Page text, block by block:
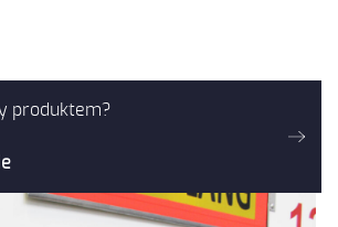
produktem?